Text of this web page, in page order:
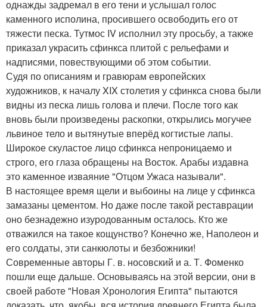
однажды задремал в его тени и услышал голос
каменного исполина, просившего освободить его от
тяжести песка. Тутмос IV исполнил эту просьбу, а также
приказал украсить сфинкса плитой с рельефами и
надписями, повествующими об этом событии.
Судя по описаниям и гравюрам европейских
художников, к началу XIX столетия у сфинкса снова были
видны из песка лишь голова и плечи. После того как
вновь были произведены раскопки, открылись могучее
львиное тело и вытянутые вперёд когтистые лапы.
Широкое скуластое лицо сфинкса непроницаемо и
строго, его глаза обращены на Восток. Арабы издавна
это каменное изваяние "Отцом Ужаса называли".
В настоящее время щели и выбоины на лице у сфинкса
замазаны цементом. Но даже после такой реставрации
оно безнадежно изуродованным осталось. Кто же
отважился на такое кощунство? Конечно же, Наполеон и
его солдаты, эти санкюлоты и безбожники!
Современные авторы Г. в. носовский и а. Т. Фоменко
пошли еще дальше. Основываясь на этой версии, они в
своей работе "Новая Хронология Египта" пытаются